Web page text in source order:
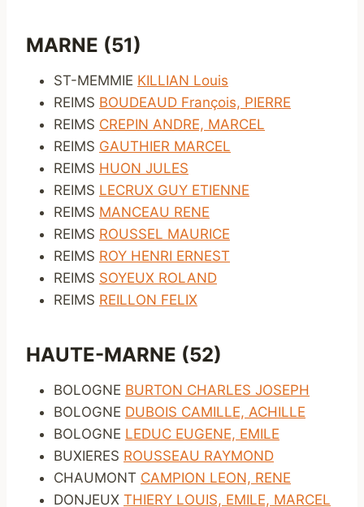
MARNE (51)
ST-MEMMIE KILLIAN Louis
REIMS BOUDEAUD François, PIERRE
REIMS CREPIN ANDRE, MARCEL
REIMS GAUTHIER MARCEL
REIMS HUON JULES
REIMS LECRUX GUY ETIENNE
REIMS MANCEAU RENE
REIMS ROUSSEL MAURICE
REIMS ROY HENRI ERNEST
REIMS SOYEUX ROLAND
REIMS REILLON FELIX
HAUTE-MARNE (52)
BOLOGNE BURTON CHARLES JOSEPH
BOLOGNE DUBOIS CAMILLE, ACHILLE
BOLOGNE LEDUC EUGENE, EMILE
BUXIERES ROUSSEAU RAYMOND
CHAUMONT CAMPION LEON, RENE
DONJEUX THIERY LOUIS, EMILE, MARCEL